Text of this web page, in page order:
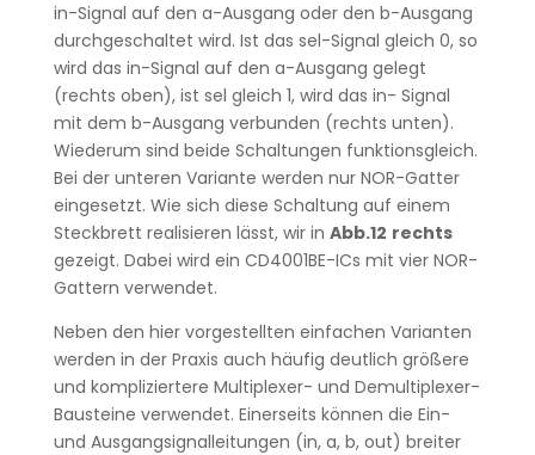
in-Signal auf den a-Ausgang oder den b-Ausgang
durchgeschaltet wird. Ist das sel-Signal gleich 0, so
wird das in-Signal auf den a-Ausgang gelegt
(rechts oben), ist sel gleich 1, wird das in- Signal
mit dem b-Ausgang verbunden (rechts unten).
Wiederum sind beide Schaltungen funktionsgleich.
Bei der unteren Variante werden nur NOR-Gatter
eingesetzt. Wie sich diese Schaltung auf einem
Steckbrett realisieren lässt, wir in Abb.12 rechts
gezeigt. Dabei wird ein CD4001BE-ICs mit vier NOR-
Gattern verwendet.
Neben den hier vorgestellten einfachen Varianten
werden in der Praxis auch häufig deutlich größere
und kompliziertere Multiplexer- und Demultiplexer-
Bausteine verwendet. Einerseits können die Ein-
und Ausgangsignalleitungen (in, a, b, out) breiter